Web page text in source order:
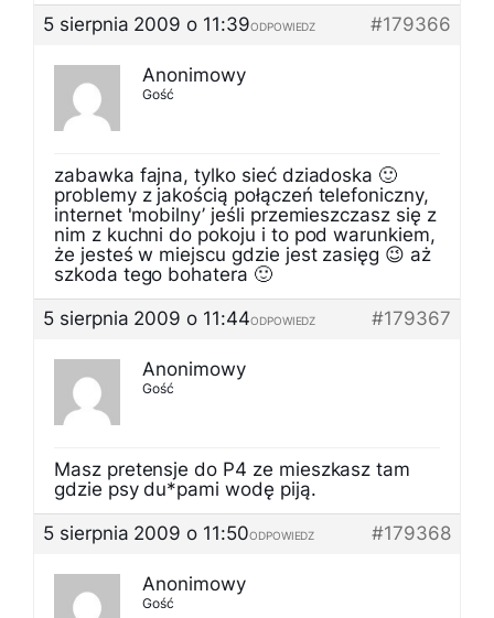
5 sierpnia 2009 o 11:39 #179366
ODPOWIEDZ
Anonimowy
Gość
zabawka fajna, tylko sieć dziadoska 🙂
problemy z jakością połączeń telefoniczny,
internet 'mobilny’ jeśli przemieszczasz się z
nim z kuchni do pokoju i to pod warunkiem,
że jesteś w miejscu gdzie jest zasięg 😉 aż
szkoda tego bohatera 🙂
5 sierpnia 2009 o 11:44
#179367
ODPOWIEDZ
Anonimowy
Gość
Masz pretensje do P4 ze mieszkasz tam
gdzie psy du*pami wodę piją.
5 sierpnia 2009 o 11:50
#179368
ODPOWIEDZ
Anonimowy
Gość